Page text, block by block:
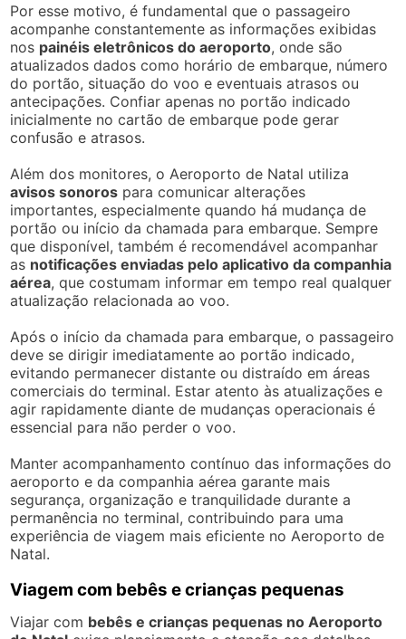
Por esse motivo, é fundamental que o passageiro
acompanhe constantemente as informações exibidas
nos painéis eletrônicos do aeroporto, onde são
atualizados dados como horário de embarque, número
do portão, situação do voo e eventuais atrasos ou
antecipações. Confiar apenas no portão indicado
inicialmente no cartão de embarque pode gerar
confusão e atrasos.
Além dos monitores, o Aeroporto de Natal utiliza
avisos sonoros para comunicar alterações
importantes, especialmente quando há mudança de
portão ou início da chamada para embarque. Sempre
que disponível, também é recomendável acompanhar
as notificações enviadas pelo aplicativo da companhia
aérea, que costumam informar em tempo real qualquer
atualização relacionada ao voo.
Após o início da chamada para embarque, o passageiro
deve se dirigir imediatamente ao portão indicado,
evitando permanecer distante ou distraído em áreas
comerciais do terminal. Estar atento às atualizações e
agir rapidamente diante de mudanças operacionais é
essencial para não perder o voo.
Manter acompanhamento contínuo das informações do
aeroporto e da companhia aérea garante mais
segurança, organização e tranquilidade durante a
permanência no terminal, contribuindo para uma
experiência de viagem mais eficiente no Aeroporto de
Natal.
Viagem com bebês e crianças pequenas
Viajar com bebês e crianças pequenas no Aeroporto